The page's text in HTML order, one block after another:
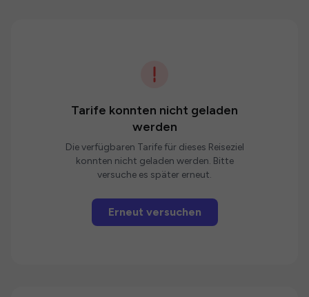
Tarife konnten nicht geladen
werden
Die verfügbaren Tarife für dieses Reiseziel
konnten nicht geladen werden. Bitte
versuche es später erneut.
Erneut versuchen